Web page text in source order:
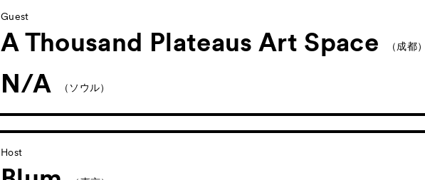
- For Kids
Special Programs スペシャルプログラム
Associated Programs
Guest
A Thousand Plateaus Art Space （成都）
N/A （ソウル）
Host